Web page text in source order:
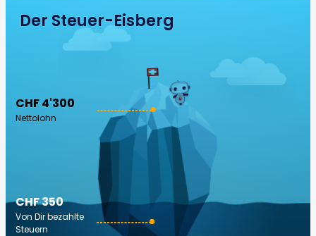
Der Steuer-Eisberg
CHF 4'300
Nettolohn
CHF 350
Von Dir bezahlte
Steuern